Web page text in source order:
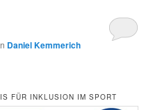
Daniel Kemmerich
FÜR INKLUSION IM SPORT